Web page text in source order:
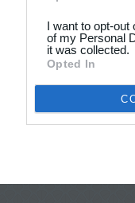
I want to opt-out
of my Personal
it was collected.
Opted In